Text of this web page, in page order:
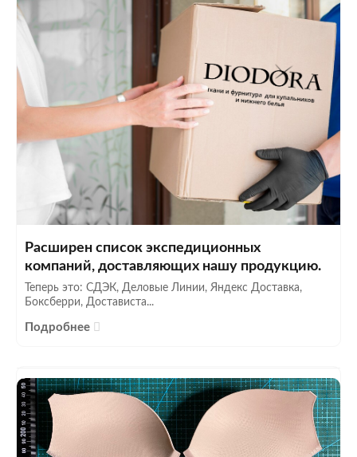
Расширен список экспедиционных
компаний, доставляющих нашу продукцию.
Теперь это: СДЭК, Деловые Линии, Яндекс Доставка,
Боксберри, Достависта...
Подробнее